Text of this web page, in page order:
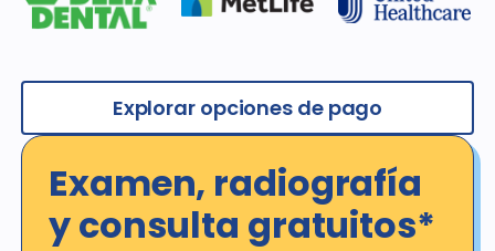
Explorar opciones de pago
Examen, radiografía
y consulta gratuitos*